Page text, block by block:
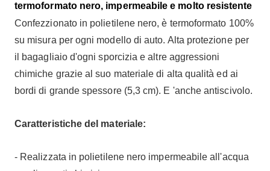
termoformato nero, impermeabile e molto resistente
Confezzionato in polietilene nero, è termoformato 100%
su misura per ogni modello di auto. Alta protezione per
il bagagliaio d'ogni sporcizia e altre aggressioni
chimiche grazie al suo materiale di alta qualità ed ai
bordi di grande spessore (5,3 cm). E 'anche antiscivolo.
Caratteristiche del materiale:
- Realizzata in polietilene nero impermeabile all'acqua